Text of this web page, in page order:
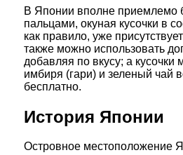
В Японии вполне приемлемо
пальцами, окуная кусочки в
как правило, уже
также можно использовать
добавляя по вкусу; а кусочки
имбиря (гари) и зеленый чай
бесплатно.
История Японии
Островное местоположение